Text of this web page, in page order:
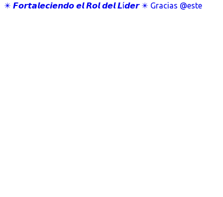
✴️ 𝙁𝙤𝙧𝙩𝙖𝙡𝙚𝙘𝙞𝙚𝙣𝙙𝙤 𝙚𝙡 𝙍𝙤𝙡 𝙙𝙚𝙡 𝙇í𝙙𝙚𝙧 ✴️ Gracias @este